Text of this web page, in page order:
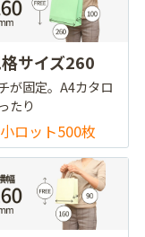
サイズ260
が固定。A4カタロ
たり
ロット500枚